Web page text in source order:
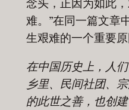
念头，正因为如此
难。”在同一篇文章
生艰难的一个重要原
在中国历史上，人
乡里、民间社团、
的此世之善，也创